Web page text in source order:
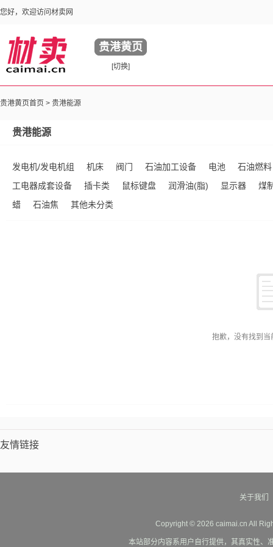
您好，欢迎访问材卖网
贵港黄页
[切换]
贵港黄页首页 > 贵港能源
贵港能源
发电机/发电机组 机床 阀门 石油加工设备 电池
石油燃料
工电器成套设备
插卡类 鼠标键盘 润滑油(脂) 显示器
煤
蜡
石油焦 其他未分类
抱歉，没有找到
友情链接
关于我们
Copyright © 2026 caimai.cn All
本站部分内容系用户自行提供，其真实性、